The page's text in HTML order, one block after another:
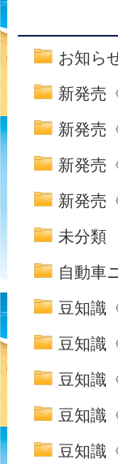
お知ら
新発売
新発売
新発売
新発売
未分類
自動車
豆知識
豆知識
豆知識
豆知識
豆知識